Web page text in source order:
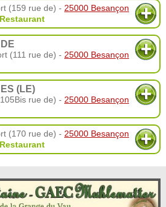
(159 rue de) - 25000 Besançon
Restaurant
(111 rue de) - 25000 Besançon
(LE)
rue de) - 25000 Besançon
(170 rue de) - 25000 Besançon
Restaurant